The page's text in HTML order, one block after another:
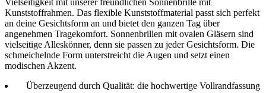
Kunststoffrahmen. Das flexible Kunststoffmaterial passt sich perfekt
an deine Gesichtsform an und bietet den ganzen Tag über
angenehmen Tragekomfort. Sonnenbrillen mit ovalen Gläsern sind
vielseitige Alleskönner, denn sie passen zu jeder Gesichtsform. Die
schmeichelnde Form unterstreicht die Augen und setzt einen
modischen Akzent.
Überzeugend durch Qualität: die hochwertige Vollrandfassung